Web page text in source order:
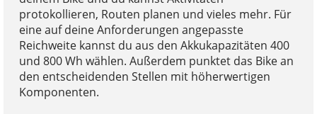
protokollieren, Routen planen und vieles mehr. Für
eine auf deine Anforderungen angepasste
Reichweite kannst du aus den Akkukapazitäten 400
und 800 Wh wählen. Außerdem punktet das Bike an
den entscheidenden Stellen mit höherwertigen
Komponenten.